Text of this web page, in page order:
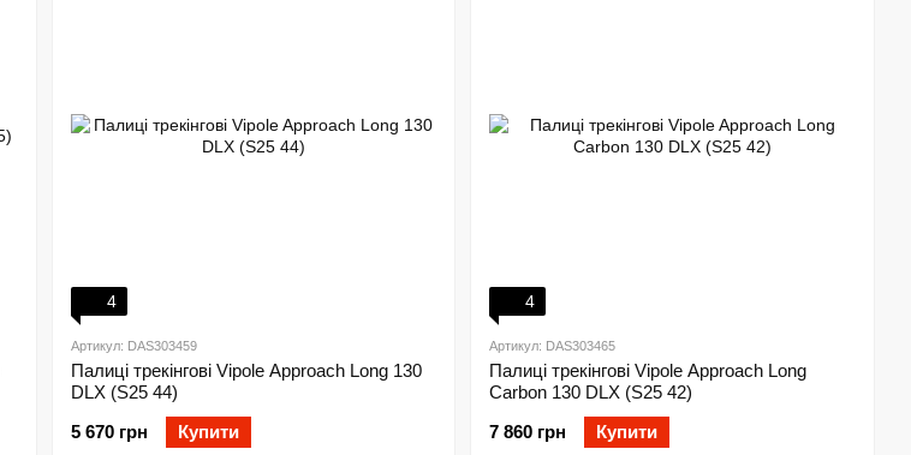
4
Артикул: DAS303459
Палиці трекінгові Vipole Approach Long 130
DLX (S25 44)
5 670 грн
Купити
4
Артикул: DAS303465
Палиці трекінгові Vipole Approach Long
Carbon 130 DLX (S25 42)
7 860 грн
Купити